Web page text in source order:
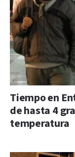
Tiempo en
de hasta 4
temperatura